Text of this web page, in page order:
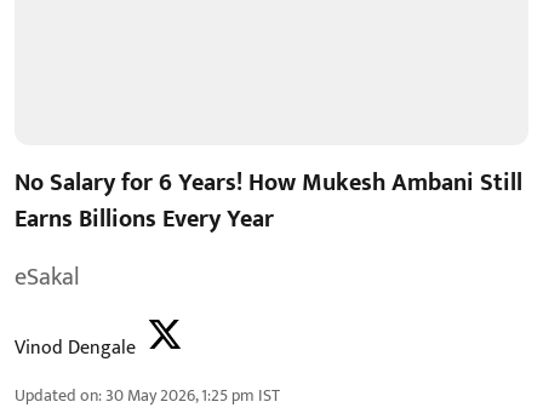
No Salary for 6 Years! How Mukesh Ambani Still
Earns Billions Every Year
eSakal
Vinod Dengale
Updated on:30 May 2026, 1:25 pm IST